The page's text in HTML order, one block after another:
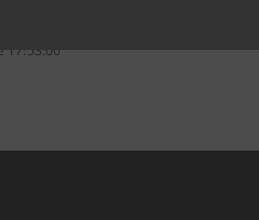
17:53:00